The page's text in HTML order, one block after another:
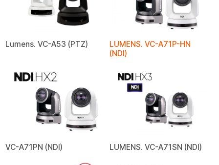
Lumens. VC-A53 (PTZ)
LUMENS. VC-A71P-HN
(NDI)
VC-A71PN (NDI) LUMENS. VC-A71SN (NDI)